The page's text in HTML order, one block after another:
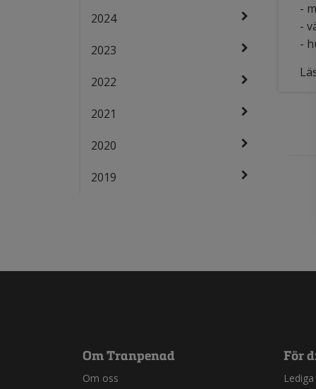
2024
2023
2022
2021
2020
2019
-
-
-
Om Tranpenad
Om oss
För